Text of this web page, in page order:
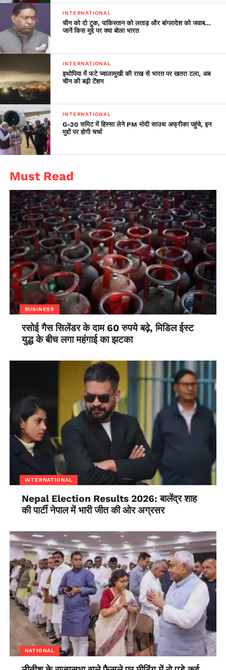
शांति प्रक्रिया पर चर्चा की।INTERNATIONAL
चीन को दो टूक, पाकिस्तान को लताड़ और बांग्लादेश को जवाब…
जानें किस मुद्दे पर क्या बोला भारत
INTERNATIONAL
इथोपिया में फटे ज्वालामुखी की राख से भारत पर खतरा टला, अब
चीन की बढ़ी टेंशन
INTERNATIONAL
G-20 समिट में हिस्सा लेने PM मोदी साउथ अफ्रीका पहुंचे, इन
मुद्दों पर होगी चर्चा
Must Read
BUSINESS
रसोई गैस सिलेंडर के दाम 60 रुपये बढ़े, मिडिल ईस्ट
युद्ध के बीच लगा महंगाई का झटका
INTERNATIONAL
Nepal Election Results 2026: बालेंद्र शाह
की पार्टी नेपाल में भारी जीत की ओर अग्रसर
NATIONAL